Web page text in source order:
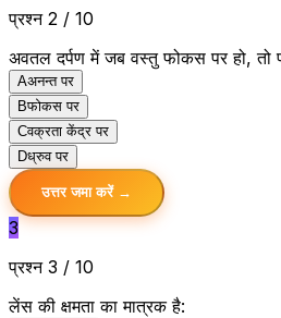
प्रश्न 2 / 10
अवतल दर्पण में जब वस्तु फोकस पर हो, तो
Aअनन्त पर
Bफोकस पर
Cवक्रता केंद्र पर
Dध्रुव पर
उत्तर जमा करें →
3
प्रश्न 3 / 10
लेंस की क्षमता का मात्रक है: